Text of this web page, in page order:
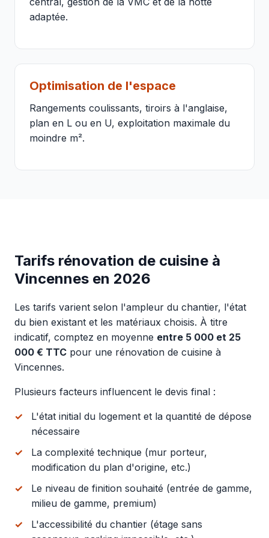
adaptée.
Optimisation de l'espace
Rangements coulissants, tiroirs à l'anglaise,
plan en L ou en U, exploitation maximale du
moindre m².
Tarifs rénovation de cuisine à
Vincennes en 2026
Les tarifs varient selon l'ampleur du chantier, l'état
du bien existant et les matériaux choisis. À titre
indicatif, comptez en moyenne entre 5 000 et 25
000 € TTC pour une rénovation de cuisine à
Vincennes.
Plusieurs facteurs influencent le devis final :
L'état initial du logement et la quantité de dépose
nécessaire
La complexité technique (mur porteur,
modification du plan d'origine, etc.)
Le niveau de finition souhaité (entrée de gamme,
milieu de gamme, premium)
L'accessibilité du chantier (étage sans